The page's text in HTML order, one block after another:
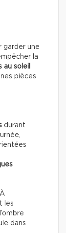
garder une
la
au soleil
pièces
durant
les
dans